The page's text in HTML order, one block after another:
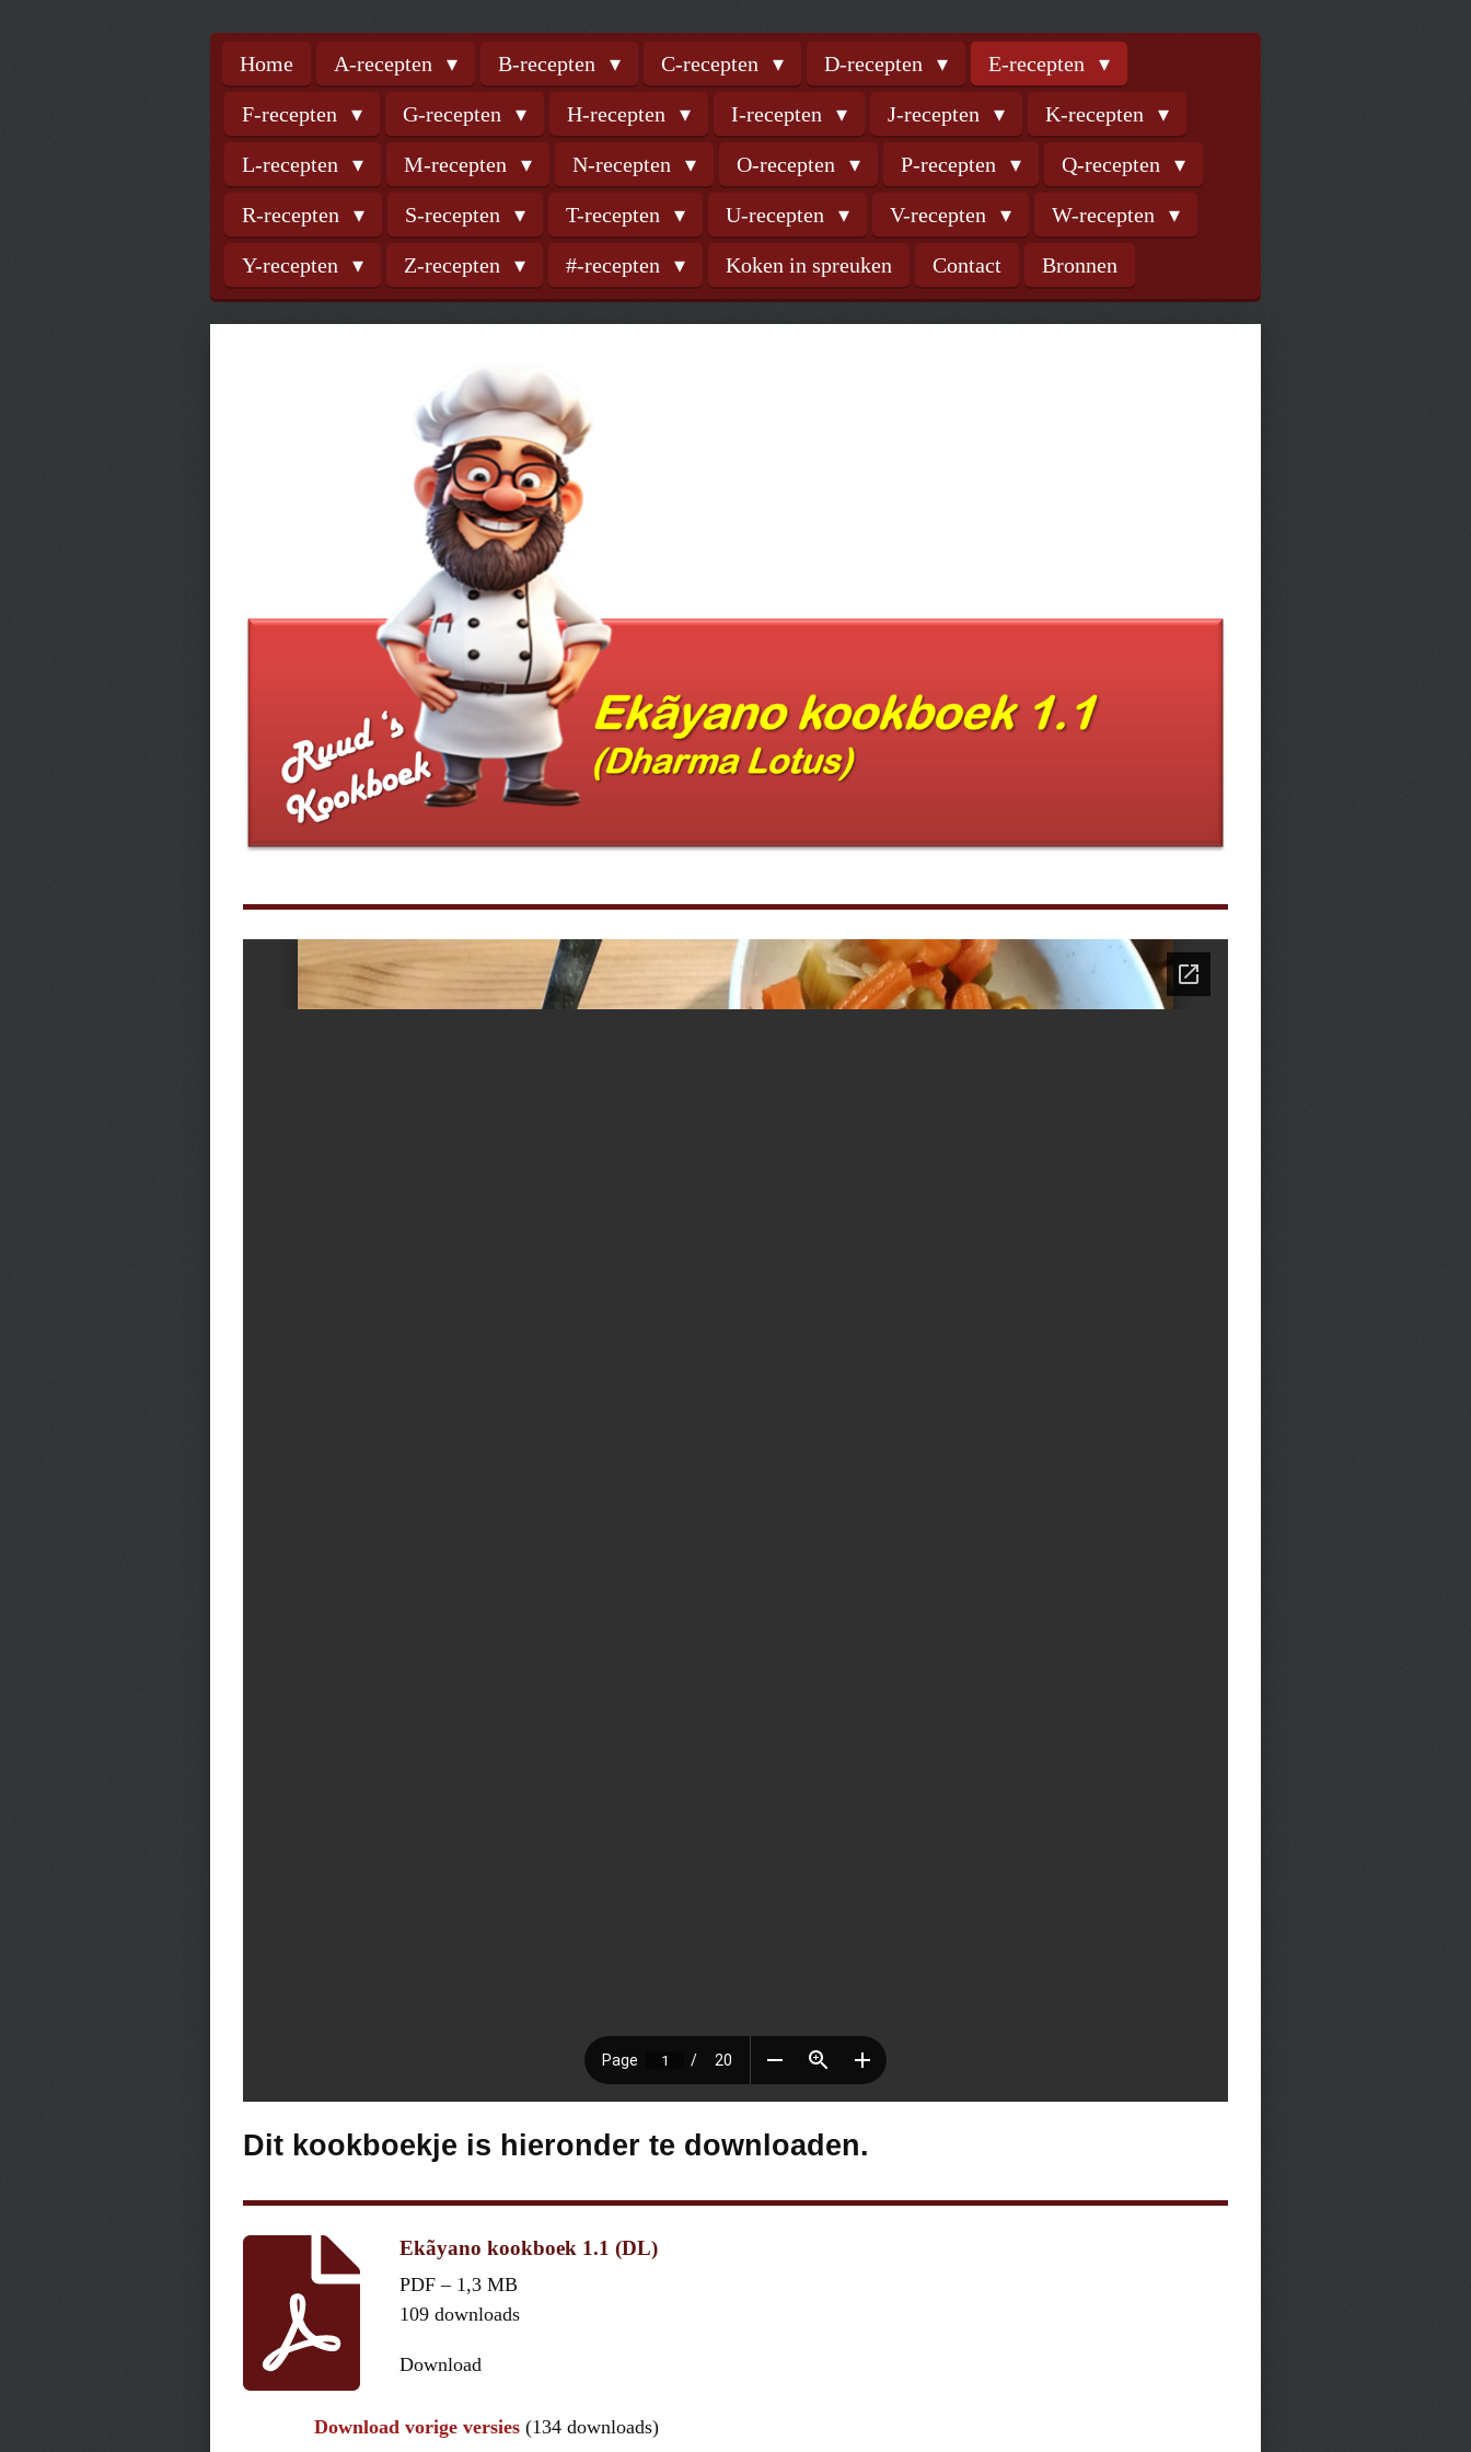
Home A-recepten B-recepten C-recepten D-recepten E-recepten
F-recepten G-recepten H-recepten I-recepten J-recepten K-recepten
L-recepten M-recepten N-recepten O-recepten P-recepten Q-recepten
R-recepten S-recepten T-recepten U-recepten V-recepten W-recepten
Y-recepten Z-recepten #-recepten Koken in spreuken Contact Bronnen
Dit kookboekje is hieronder te downloaden.
Ekãyano kookboek 1.1 (DL)
PDF – 1,3 MB
109 downloads
Download
Download vorige versies (134 downloads)